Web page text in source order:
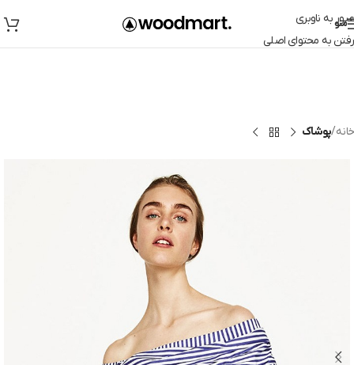
عبور به ناوبری
رفتن به محتوای اصلی
منو
خانه پوشاک